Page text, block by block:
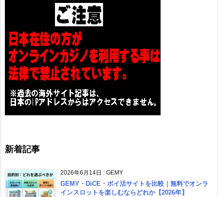
新着記事
2026年6月14日 : GEMY
GEMY・DiCE・ポイ活サイトを比較｜無料でオンラ
インスロットを楽しむならどれか【2026年】